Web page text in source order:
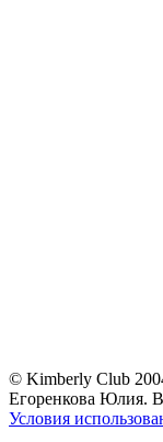
© Kimberly Club
Егоренкова Юлия.
Условия